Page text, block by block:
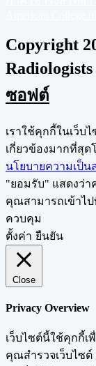
Copyright
ซอฟต์
เราใช้คุกกี้ในเว็บ
เกี่ยวข้องมากที่สุ
นโยบายความเป็น
"ยอมรับ" แสดงว่
คุณสามารถเข้าไ
ควบคุม
ตั้งค่า ยืนยัน
Close
Privacy Overview
เว็บไซต์นี้ใช้คุกกี้
คุณสำรวจเว็บไซ